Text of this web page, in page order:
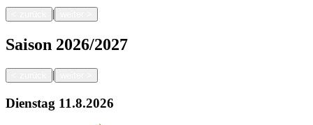
|
Saison 2026/2027
|
Dienstag 11.8.2026